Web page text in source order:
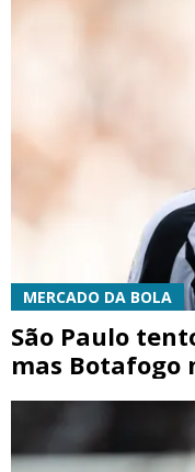
MERCADO DA BOLA
São Paulo
mas Botafogo